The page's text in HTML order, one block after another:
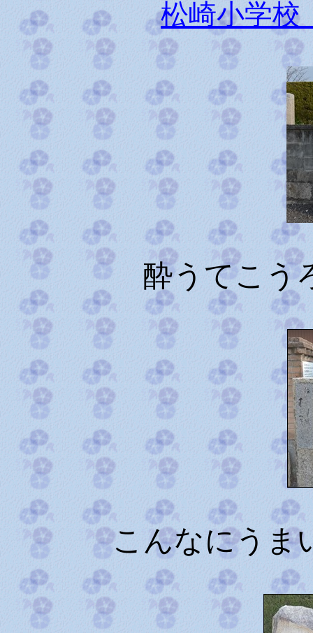
松崎小学校
酔うてこう
こんなにうま